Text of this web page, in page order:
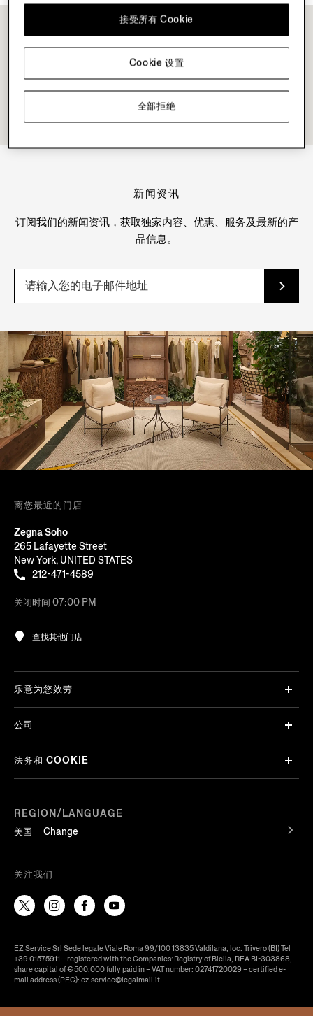
新闻资讯
订阅我们的新闻资讯，获取独家内容、优惠、服务及最新的产
品信息。
离您最近的门店
Zegna Soho
265 Lafayette Street
New York, UNITED STATES
212-471-4589
关闭时间 07:00 PM
查找其他门店
REGION/LANGUAGE
美国
Change
乐意为您效劳
公司
法务和 COOKIE
关注我们
EZ Service Srl Sede legale Viale Roma 99/100 13835 Valdilana, loc. Trivero (BI) Tel
+39 01575911 – registered with the Companies’ Registry of Biella, REA BI-303868,
share capital of € 500.000 fully paid in – VAT number: 02741720029 – certified e-
mail address (PEC): ez.service@legalmail.it
全部拒绝
接受所有 Cookie
Cookie 设置